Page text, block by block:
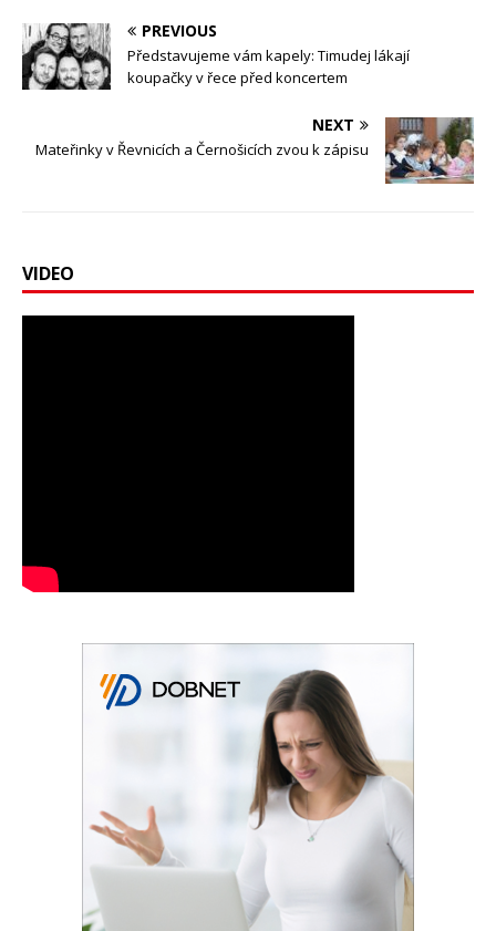
PREVIOUS
Představujeme vám kapely: Timudej lákají
koupačky v řece před koncertem
NEXT
Mateřinky v Řevnicích a Černošicích zvou k zápisu
VIDEO